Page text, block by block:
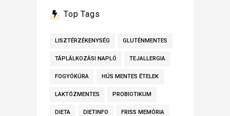
Top Tags
LISZTÉRZÉKENYSÉG GLUTÉNMENTES
TÁPLÁLKOZÁSI NAPLÓ TEJALLERGIA
FOGYÓKÚRA HÚS MENTES ÉTELEK
LAKTÓZMENTES PROBIOTIKUM
DIETA DIETINFO FRISS MEMÓRIA